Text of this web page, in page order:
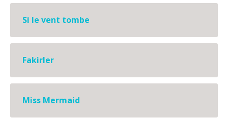
Si le vent tombe
Fakirler
Miss Mermaid